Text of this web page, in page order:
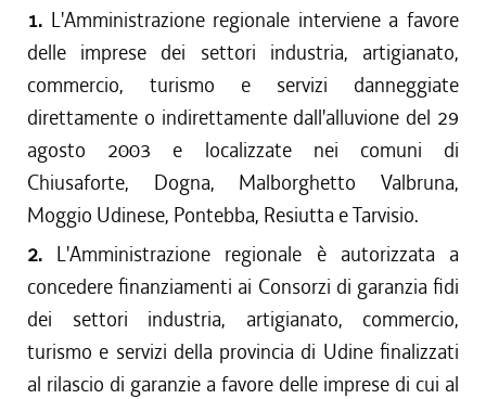
1. L'Amministrazione regionale interviene a favore
delle imprese dei settori industria, artigianato,
commercio, turismo e servizi danneggiate
direttamente o indirettamente dall'alluvione del 29
agosto 2003 e localizzate nei comuni di
Chiusaforte, Dogna, Malborghetto Valbruna,
Moggio Udinese, Pontebba, Resiutta e Tarvisio.
2. L'Amministrazione regionale è autorizzata a
concedere finanziamenti ai Consorzi di garanzia fidi
dei settori industria, artigianato, commercio,
turismo e servizi della provincia di Udine finalizzati
al rilascio di garanzie a favore delle imprese di cui al